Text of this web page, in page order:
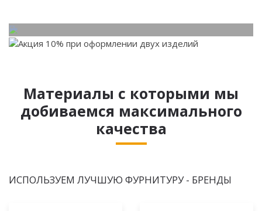
Материалы с которыми мы
добиваемся максимального
качества
ИСПОЛЬЗУЕМ ЛУЧШУЮ ФУРНИТУРУ - БРЕНДЫ